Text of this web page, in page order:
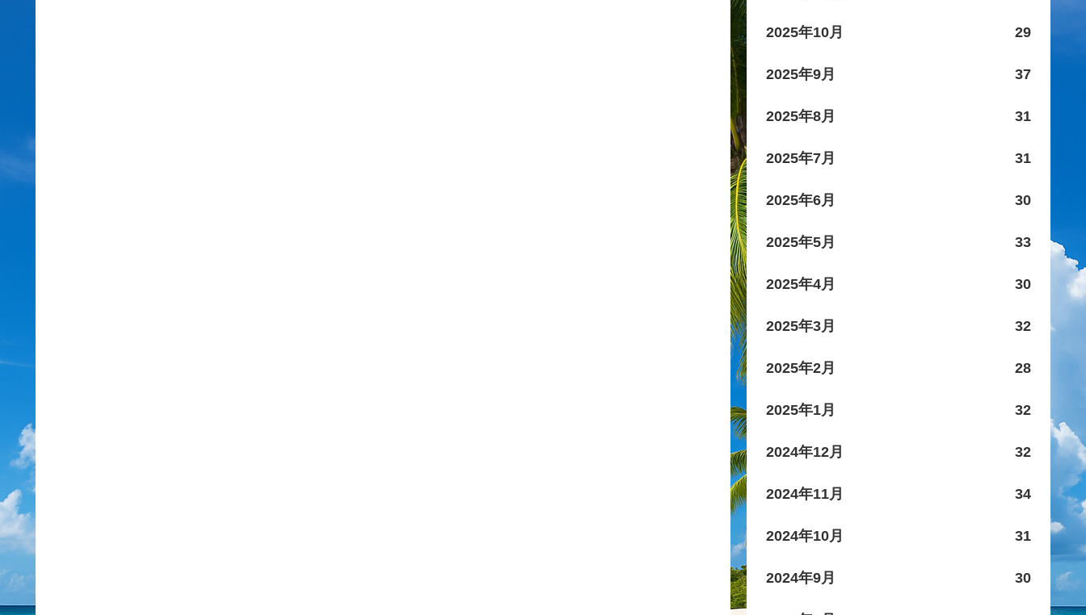
2025年10月 29
2025年9月 37
2025年8月 31
2025年7月 31
2025年6月 30
2025年5月 33
2025年4月 30
2025年3月 32
2025年2月 28
2025年1月 32
2024年12月 32
2024年11月 34
2024年10月 31
2024年9月 30